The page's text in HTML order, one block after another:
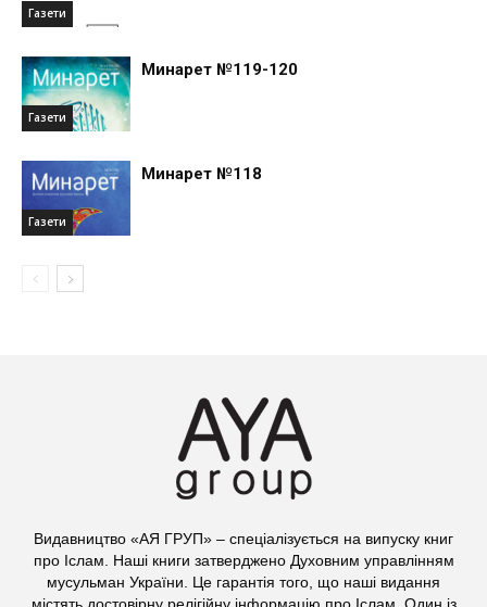
Газети
Газети
Минарет №119-120
Газети
Минарет №118
Видавництво «АЯ ГРУП» – спеціалізується на випуску книг
про Іслам. Наші книги затверджено Духовним управлінням
мусульман України. Це гарантія того, що наші видання